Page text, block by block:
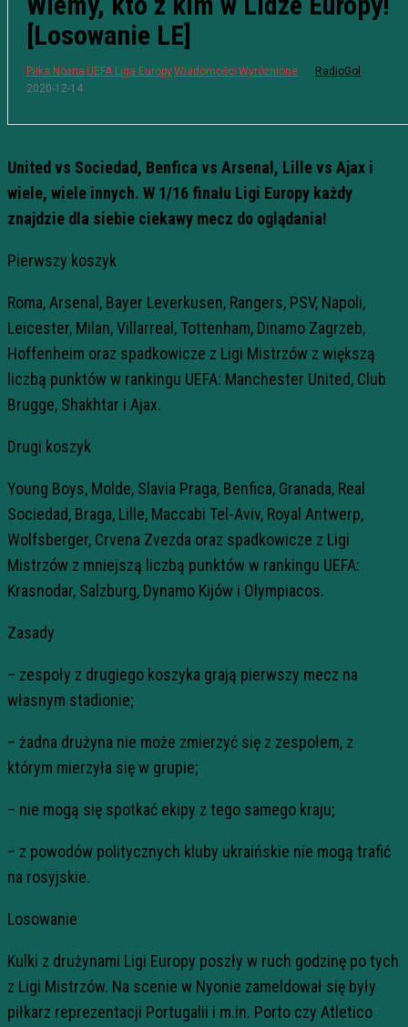
[Losowanie LE]
Piłka Nożna UEFA Liga EuropyWiadomości Wyróżnione
RadioGol
2020-12-14
United vs Sociedad, Benfica vs Arsenal, Lille vs Ajax i
wiele, wiele innych. W 1/16 finału Ligi Europy każdy
znajdzie dla siebie ciekawy mecz do oglądania!
Pierwszy koszyk
Roma, Arsenal, Bayer Leverkusen, Rangers, PSV, Napoli,
Leicester, Milan, Villarreal, Tottenham, Dinamo Zagrzeb,
Hoffenheim oraz spadkowicze z Ligi Mistrzów z większą
liczbą punktów w rankingu UEFA: Manchester United, Club
Brugge, Shakhtar i Ajax.
Drugi koszyk
Young Boys, Molde, Slavia Praga, Benfica, Granada, Real
Sociedad, Braga, Lille, Maccabi Tel-Aviv, Royal Antwerp,
Wolfsberger, Crvena Zvezda oraz spadkowicze z Ligi
Mistrzów z mniejszą liczbą punktów w rankingu UEFA:
Krasnodar, Salzburg, Dynamo Kijów i Olympiacos.
Zasady
– zespoły z drugiego koszyka grają pierwszy mecz na
własnym stadionie;
– żadna drużyna nie może zmierzyć się z zespołem, z
którym mierzyła się w grupie;
– nie mogą się spotkać ekipy z tego samego kraju;
– z powodów politycznych kluby ukraińskie nie mogą trafić
na rosyjskie.
Losowanie
Kulki z drużynami Ligi Europy poszły w ruch godzinę po tych
z Ligi Mistrzów. Na scenie w Nyonie zameldował się były
piłkarz reprezentacji Portugalii i m.in. Porto czy Atletico